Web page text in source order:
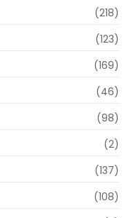
(218)
(123)
(169)
(46)
(98)
(2)
(137)
(108)